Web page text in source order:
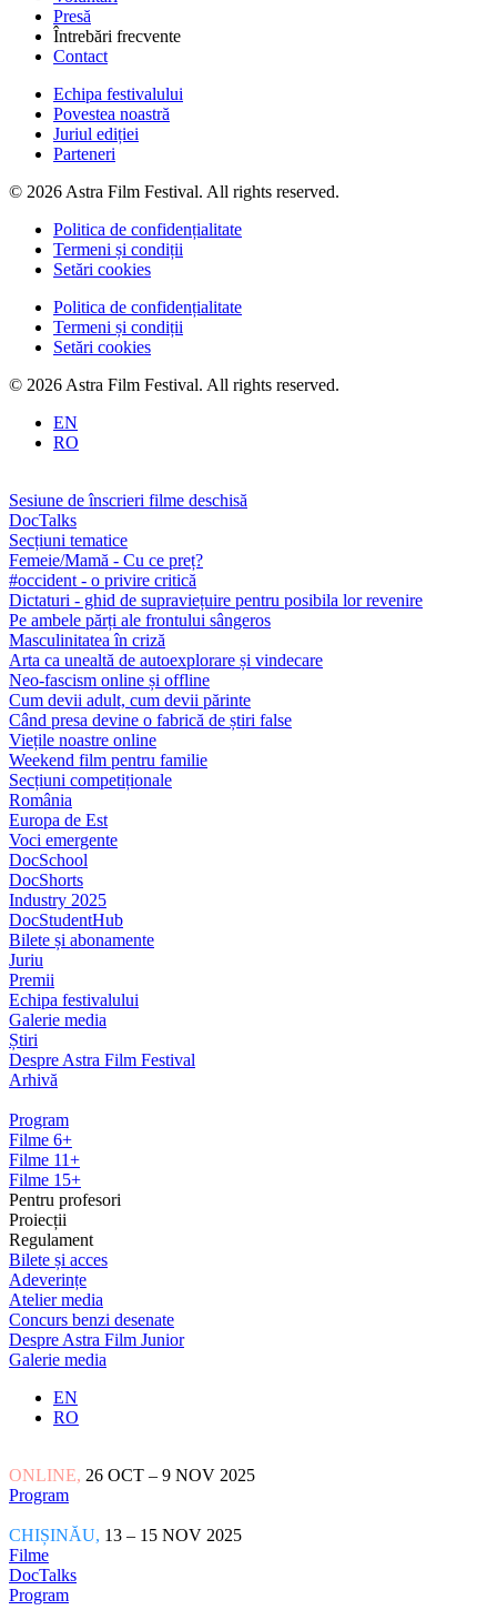
Presă
Întrebări frecvente
Contact
Echipa festivalului
Povestea noastră
Juriul ediției
Parteneri
© 2026 Astra Film Festival. All rights reserved.
Politica de confidențialitate
Termeni și condiții
Setări cookies
Politica de confidențialitate
Termeni și condiții
Setări cookies
© 2026 Astra Film Festival. All rights reserved.
EN
RO
Sesiune de înscrieri filme deschisă
DocTalks
Secțiuni tematice
Femeie/Mamă - Cu ce preț?
#occident - o privire critică
Dictaturi - ghid de supraviețuire pentru posibila lor revenire
Pe ambele părți ale frontului sângeros
Masculinitatea în criză
Arta ca unealtă de autoexplorare și vindecare
Neo-fascism online și offline
Cum devii adult, cum devii părinte
Când presa devine o fabrică de știri false
Viețile noastre online
Weekend film pentru familie
Secțiuni competiționale
România
Europa de Est
Voci emergente
DocSchool
DocShorts
Industry 2025
DocStudentHub
Bilete și abonamente
Juriu
Premii
Echipa festivalului
Galerie media
Știri
Despre Astra Film Festival
Arhivă
Program
Filme 6+
Filme 11+
Filme 15+
Pentru profesori
Proiecții
Regulament
Bilete și acces
Adeverințe
Atelier media
Concurs benzi desenate
Despre Astra Film Junior
Galerie media
EN
RO
ONLINE, 26 OCT – 9 NOV 2025
Program
CHIȘINĂU, 13 – 15 NOV 2025
Filme
DocTalks
Program